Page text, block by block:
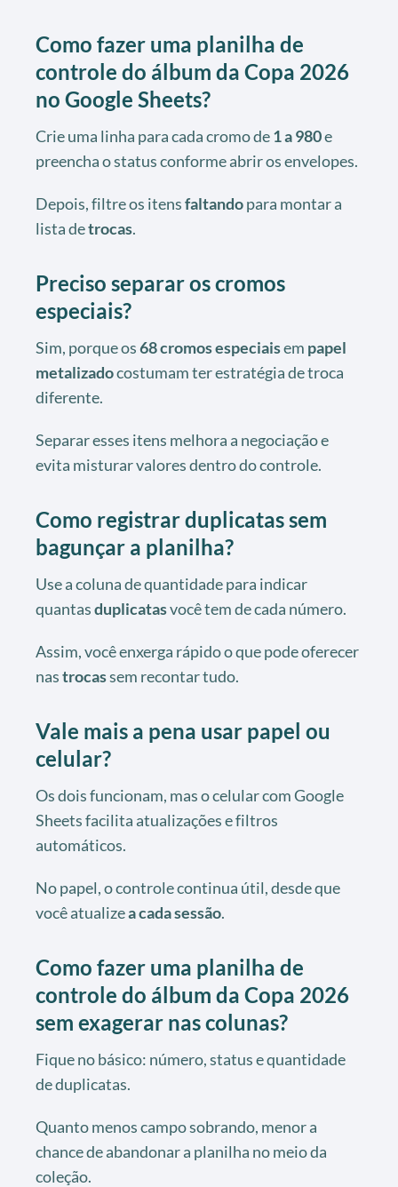
Como fazer uma planilha de
controle do álbum da Copa 2026
no Google Sheets?
Crie uma linha para cada cromo de1 a 980e
preencha o status conforme abrir os envelopes.
Depois, filtre os itensfaltandopara montar a
lista detrocas.
Preciso separar os cromos
especiais?
Sim, porque os68cromos especiaisem papel
metalizadocostumam ter estratégia de troca
diferente.
Separar esses itens melhora a negociação e
evita misturar valores dentro do controle.
Como registrar duplicatas sem
bagunçar a planilha?
Use a coluna de quantidade para indicar
quantasduplicatasvocê tem de cada número.
Assim, você enxerga rápido o que pode oferecer
nastrocassem recontar tudo.
Vale mais a pena usar papel ou
celular?
Os dois funcionam, mas o celular com Google
Sheets facilita atualizações e filtros
automáticos.
No papel, o controle continua útil, desde que
você atualizea cada sessão.
Como fazer uma planilha de
controle do álbum da Copa 2026
sem exagerar nas colunas?
Fique no básico: número, status e quantidade
de duplicatas.
Quanto menos campo sobrando, menor a
chance de abandonar a planilha no meio da
coleção.